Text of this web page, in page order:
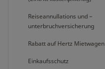
Reiseannullations und –
unterbruchversicherung
Rabatt auf Hertz Mietwagen
Einkaufsschutz